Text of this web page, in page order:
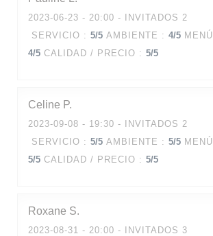
2023-06-23 - 20:00 - INVITADOS 2
SERVICIO : 5/5 AMBIENTE : 4/5 MENÚ
4/5 CALIDAD / PRECIO : 5/5
Celine P
2023-09-08 - 19:30 - INVITADOS 2
SERVICIO : 5/5 AMBIENTE : 5/5 MENÚ
5/5 CALIDAD / PRECIO : 5/5
Roxane S
2023-08-31 - 20:00 - INVITADOS 3